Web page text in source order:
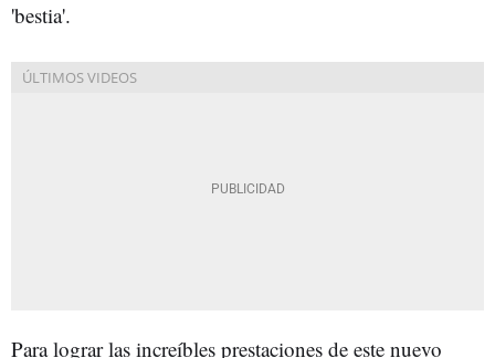
'bestia'.
Para lograr las increíbles prestaciones de este nuevo